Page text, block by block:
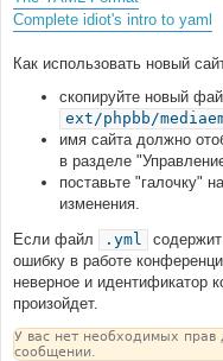
Complete idiot's intro to yaml
Как использовать новый
скопируйте новый
ext/phpbb/
имя сайта должно
в разделе
поставьте "галочку"
изменения.
Если файл
.yml
ошибку в работе
неверное и идентификатор
произойдет.
У вас нет необходимых прав
сообщении.